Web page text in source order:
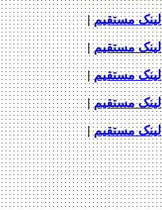
لینک مستقیم|
لینک مستقیم|
لینک مستقیم|
لینک مستقیم|
لینک مستقیم|